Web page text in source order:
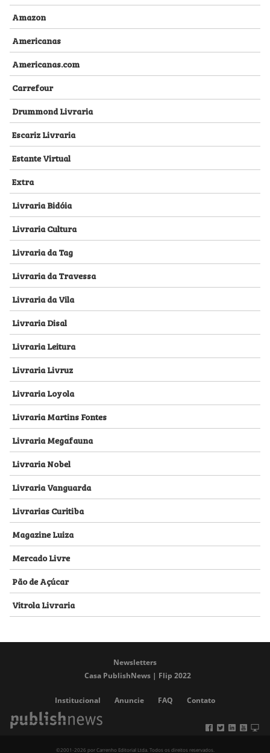
Amazon
Americanas
Americanas.com
Carrefour
Drummond Livraria
Escariz Livraria
Estante Virtual
Extra
Livraria Bidóia
Livraria Cultura
Livraria da Tag
Livraria da Travessa
Livraria da Vila
Livraria Disal
Livraria Leitura
Livraria Livruz
Livraria Loyola
Livraria Martins Fontes
Livraria Megafauna
Livraria Nobel
Livraria Vanguarda
Livrarias Curitiba
Magazine Luiza
Mercado Livre
Pão de Açúcar
Vitrola Livraria
Newsletters
Casa PublishNews | Flip 2022
Institucional Anuncie FAQ Contato
©2001-2026 por Carrenho Editorial Ltda. Todos os direitos reservados.